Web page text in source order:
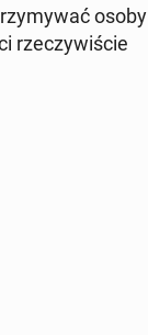
osoby
rze­czy­wi­ście